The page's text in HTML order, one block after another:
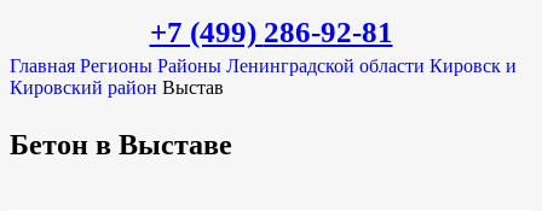
+7 (499) 286-92-81
Главная Регионы Районы Ленинградской области Кировск и
Кировский район Выстав
Бетон в Выставе